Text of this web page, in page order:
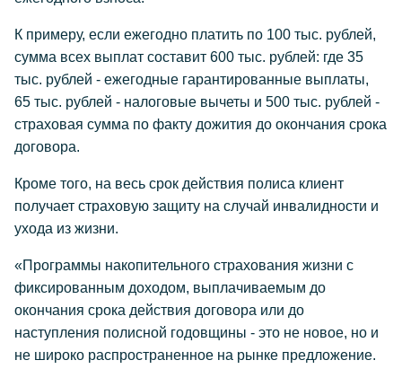
К примеру, если ежегодно платить по 100 тыс. рублей,
сумма всех выплат составит 600 тыс. рублей: где 35
тыс. рублей - ежегодные гарантированные выплаты,
65 тыс. рублей - налоговые вычеты и 500 тыс. рублей -
страховая сумма по факту дожития до окончания срока
договора.
Кроме того, на весь срок действия полиса клиент
получает страховую защиту на случай инвалидности и
ухода из жизни.
«Программы накопительного страхования жизни с
фиксированным доходом, выплачиваемым до
окончания срока действия договора или до
наступления полисной годовщины - это не новое, но и
не широко распространенное на рынке предложение.